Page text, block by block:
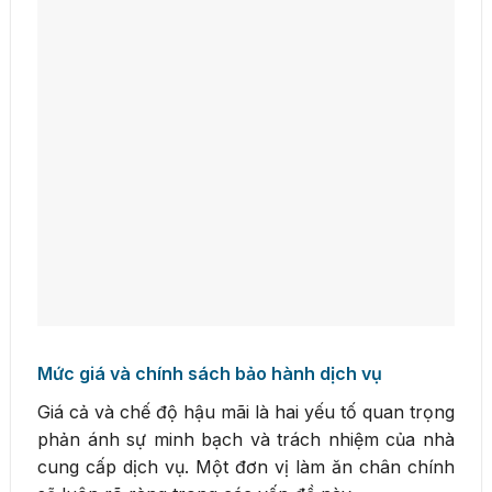
Mức giá và chính sách bảo hành dịch vụ
Giá cả và chế độ hậu mãi là hai yếu tố quan trọng
phản ánh sự minh bạch và trách nhiệm của nhà
cung cấp dịch vụ. Một đơn vị làm ăn chân chính